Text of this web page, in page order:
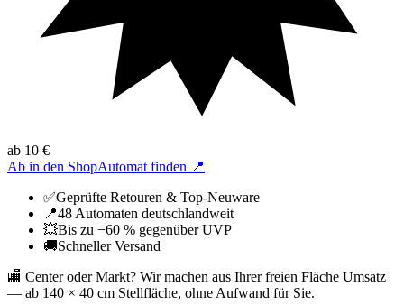
ab 10 €
Ab in den ShopAutomat finden 📍
✅Geprüfte Retouren & Top-Neuware
📍48 Automaten deutschlandweit
💥Bis zu −60 % gegenüber UVP
🚚Schneller Versand
🏬 Center oder Markt? Wir machen aus Ihrer freien Fläche Umsatz
— ab 140 × 40 cm Stellfläche, ohne Aufwand für Sie.